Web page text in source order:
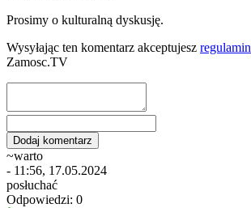
Prosimy o kulturalną dyskusję.
Wysyłając ten komentarz akceptujesz regulamin
Zamosc.TV
~warto
- 11:56, 17.05.2024
posłuchać
Odpowiedzi: 0